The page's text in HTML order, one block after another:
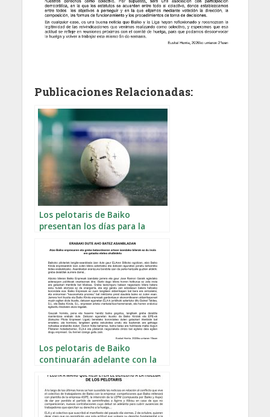
Publicaciones Relacionadas:
Los pelotaris de Baiko
presentan los días para la
Los pelotaris de Baiko
continuarán adelante con la